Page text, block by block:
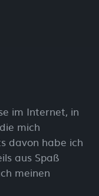
im Internet, in
mich
davon habe ich
aus Spaß
meinen